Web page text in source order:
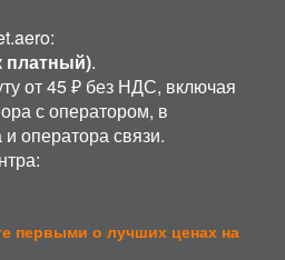
платный).
от 45 ₽ без НДС, включая
с оператором, в
оператора связи.
первыми о лучших ценах на